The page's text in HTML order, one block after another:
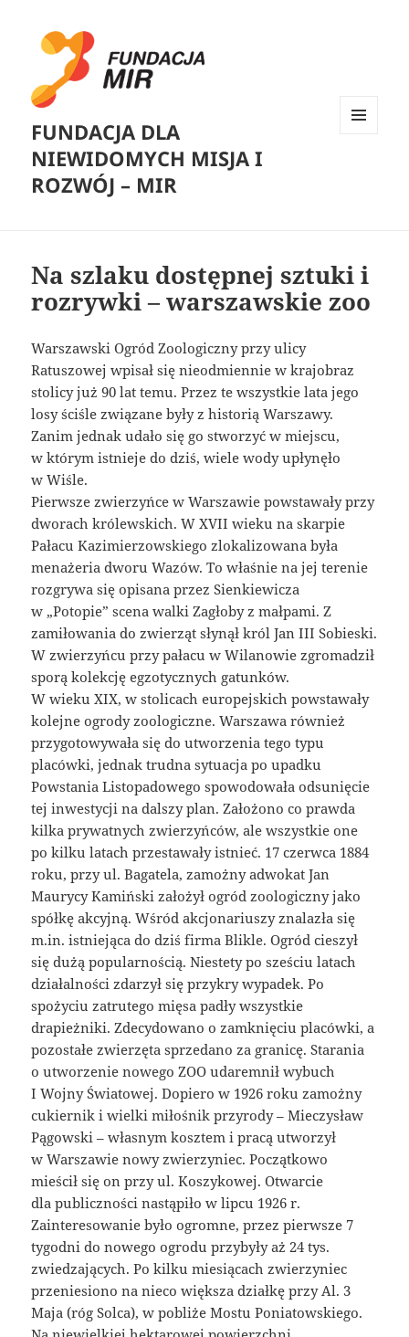
FUNDACJA DLA
NIEWIDOMYCH MISJA I
ROZWÓJ – MIR
Na szlaku dostępnej sztuki i
rozrywki – warszawskie zoo
Warszawski Ogród Zoologiczny przy ulicy
Ratuszowej wpisał się nieodmiennie w krajobraz
stolicy już 90 lat temu. Przez te wszystkie lata jego
losy ściśle związane były z historią Warszawy.
Zanim jednak udało się go stworzyć w miejscu,
w którym istnieje do dziś, wiele wody upłynęło
w Wiśle.
Pierwsze zwierzyńce w Warszawie powstawały przy
dworach królewskich. W XVII wieku na skarpie
Pałacu Kazimierzowskiego zlokalizowana była
menażeria dworu Wazów. To właśnie na jej terenie
rozgrywa się opisana przez Sienkiewicza
w „Potopie” scena walki Zagłoby z małpami. Z
zamiłowania do zwierząt słynął król Jan III Sobieski.
W zwierzyńcu przy pałacu w Wilanowie zgromadził
sporą kolekcję egzotycznych gatunków.
W wieku XIX, w stolicach europejskich powstawały
kolejne ogrody zoologiczne. Warszawa również
przygotowywała się do utworzenia tego typu
placówki, jednak trudna sytuacja po upadku
Powstania Listopadowego spowodowała odsunięcie
tej inwestycji na dalszy plan. Założono co prawda
kilka prywatnych zwierzyńców, ale wszystkie one
po kilku latach przestawały istnieć. 17 czerwca 1884
roku, przy ul. Bagatela, zamożny adwokat Jan
Maurycy Kamiński założył ogród zoologiczny jako
spółkę akcyjną. Wśród akcjonariuszy znalazła się
m.in. istniejąca do dziś firma Blikle. Ogród cieszył
się dużą popularnością. Niestety po sześciu latach
działalności zdarzył się przykry wypadek. Po
spożyciu zatrutego mięsa padły wszystkie
drapieżniki. Zdecydowano o zamknięciu placówki, a
pozostałe zwierzęta sprzedano za granicę. Starania
o utworzenie nowego ZOO udaremnił wybuch
I Wojny Światowej. Dopiero w 1926 roku zamożny
cukiernik i wielki miłośnik przyrody – Mieczysław
Pągowski – własnym kosztem i pracą utworzył
w Warszawie nowy zwierzyniec. Początkowo
mieścił się on przy ul. Koszykowej. Otwarcie
dla publiczności nastąpiło w lipcu 1926 r.
Zainteresowanie było ogromne, przez pierwsze 7
tygodni do nowego ogrodu przybyły aż 24 tys.
zwiedzających. Po kilku miesiącach zwierzyniec
przeniesiono na nieco większa działkę przy Al. 3
Maja (róg Solca), w pobliże Mostu Poniatowskiego.